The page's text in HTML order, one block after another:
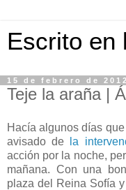
Escrito en
15 de febrero de 2012
Teje la araña |
Hacía algunos días
avisado de
la
acción por la noche,
mañana. Con una
plaza del Reina Sofía